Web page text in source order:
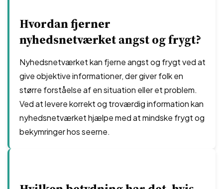
Hvordan fjerner
nyhedsnetværket angst og frygt?
Nyhedsnetværket kan fjerne angst og frygt ved at
give objektive informationer, der giver folk en
større forståelse af en situation eller et problem.
Ved at levere korrekt og troværdig information kan
nyhedsnetværket hjælpe med at mindske frygt og
bekymringer hos seerne.